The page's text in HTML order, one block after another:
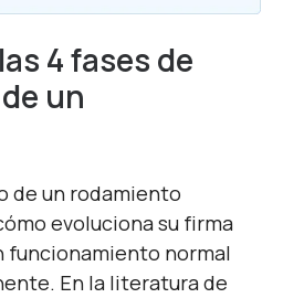
4 fases de
un
de un rodamiento
evoluciona su firma
funcionamiento normal
En la literatura de